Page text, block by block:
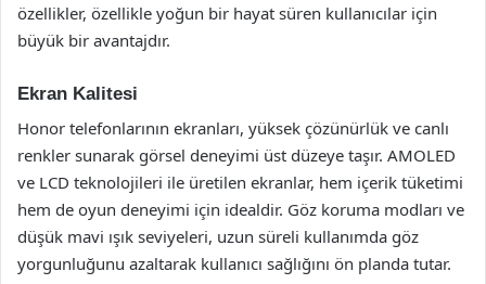
özellikler, özellikle yoğun bir hayat süren kullanıcılar için
büyük bir avantajdır.
Ekran Kalitesi
Honor telefonlarının ekranları, yüksek çözünürlük ve canlı
renkler sunarak görsel deneyimi üst düzeye taşır. AMOLED
ve LCD teknolojileri ile üretilen ekranlar, hem içerik tüketimi
hem de oyun deneyimi için idealdir. Göz koruma modları ve
düşük mavi ışık seviyeleri, uzun süreli kullanımda göz
yorgunluğunu azaltarak kullanıcı sağlığını ön planda tutar.